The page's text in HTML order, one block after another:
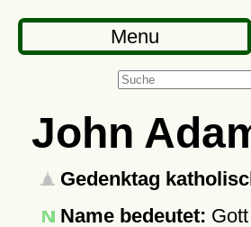
Menu
John
Gedenktag
Name bedeutet: